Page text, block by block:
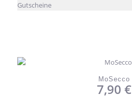
Gutscheine
MoSecco
7,90 €